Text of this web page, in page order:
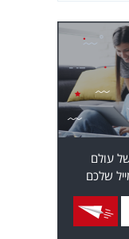
עולם
שלכם